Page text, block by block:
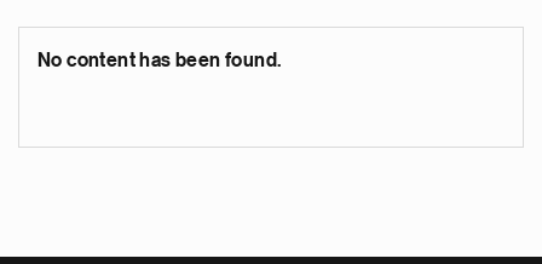
No content has been found.